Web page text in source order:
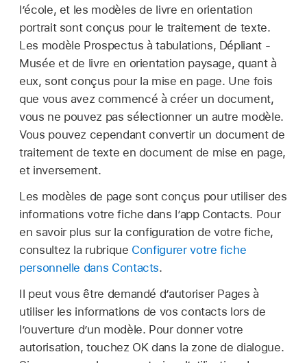
l’école, et les modèles de livre en orientation
portrait sont conçus pour le traitement de texte.
Les modèle Prospectus à tabulations, Dépliant -
Musée et de livre en orientation paysage, quant à
eux, sont conçus pour la mise en page. Une fois
que vous avez commencé à créer un document,
vous ne pouvez pas sélectionner un autre modèle.
Vous pouvez cependant convertir un document de
traitement de texte en document de mise en page,
et inversement.
Les modèles de page sont conçus pour utiliser des
informations votre fiche dans l’app Contacts. Pour
en savoir plus sur la configuration de votre fiche,
consultez la rubrique Configurer votre fiche
personnelle dans Contacts.
Il peut vous être demandé d’autoriser Pages à
utiliser les informations de vos contacts lors de
l’ouverture d’un modèle. Pour donner votre
autorisation, touchez OK dans la zone de dialogue.